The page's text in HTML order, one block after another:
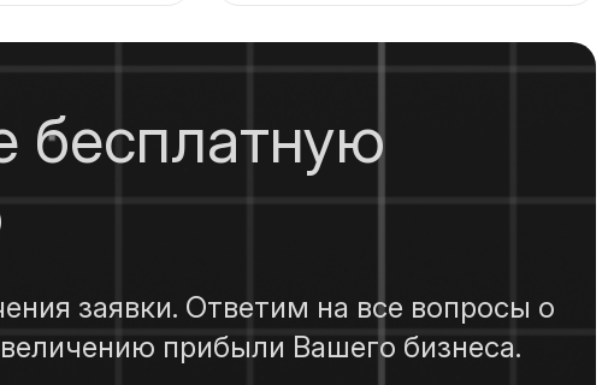
бесплатную
заявки. Ответим на все вопросы о
прибыли Вашего бизнеса.